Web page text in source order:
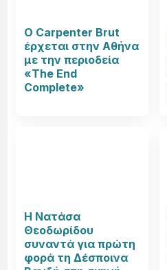
Ο Carpenter Brut
έρχεται στην Αθήνα
με την περιοδεία
«The End
Complete»
Η Νατάσα
Θεοδωρίδου
συναντά για πρώτη
φορά τη Δέσποινα